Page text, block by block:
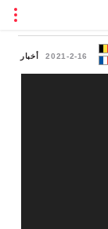
أخبار 2021-2-16